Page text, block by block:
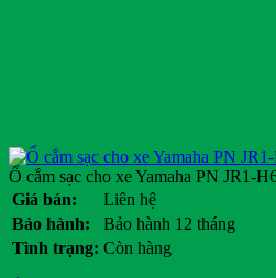
Ổ cắm sạc cho xe Yamaha PN JR1-
Giá bán:
Liên hệ
Bảo hành:
Bảo hành 12 tháng
Tình trạng: Còn hàng